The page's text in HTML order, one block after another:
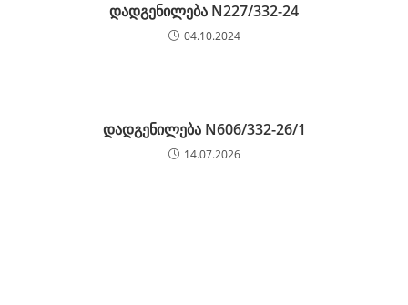
დადგენილება N227/332-24
04.10.2024
დადგენილება N606/332-26/1
14.07.2026